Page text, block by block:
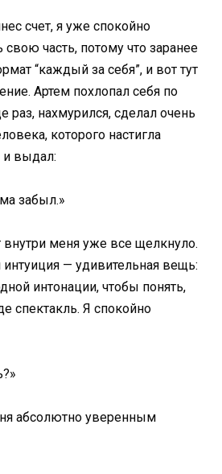
счет, я уже спокойно
свою часть, потому что заранее
“каждый за себя”, и вот тут
Артем похлопал себя по
раз, нахмурился, сделал очень
которого настигла
и выдал:
забыл.»
меня уже все щелкнуло.
— удивительная вещь:
интонации, чтобы понять,
спектакль. Я спокойно
абсолютно уверенным